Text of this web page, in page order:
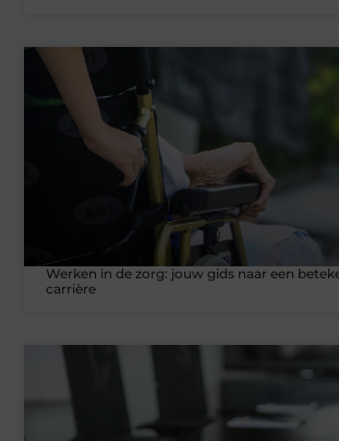
Werken in de zorg: jouw gids naar een
carrière